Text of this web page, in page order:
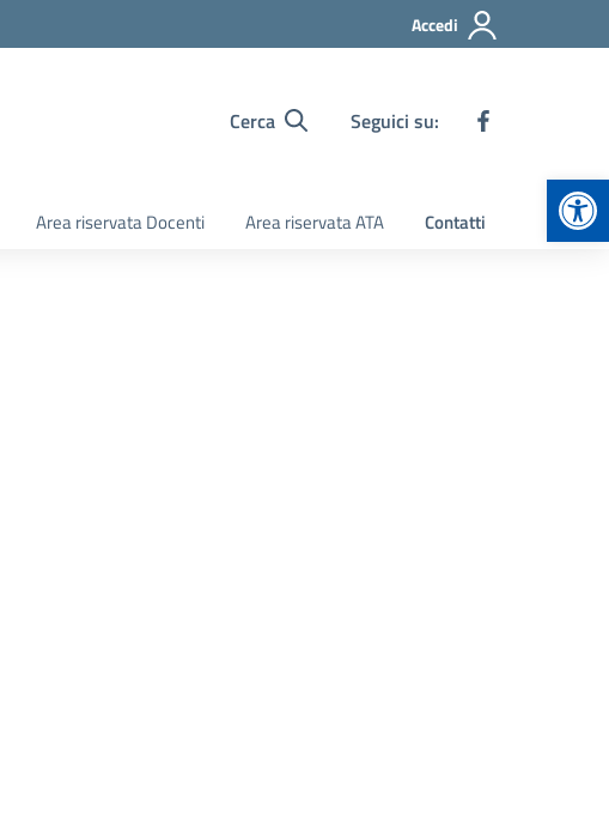
Accedi
Cerca Seguici su:
Area riservata Docenti Area riservata ATA Contatti